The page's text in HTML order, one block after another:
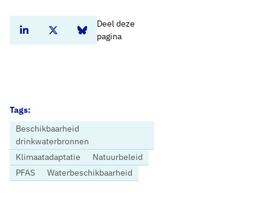
Home Nieuws
Deel deze
pagina
Deel dit artikel op Linkedin
Deel dit artikel op Twitter
Deel dit artikel op Bluesky
Tags:
Beschikbaarheid
drinkwaterbronnen
Klimaatadaptatie
Natuurbeleid
PFAS
Waterbeschikbaarheid